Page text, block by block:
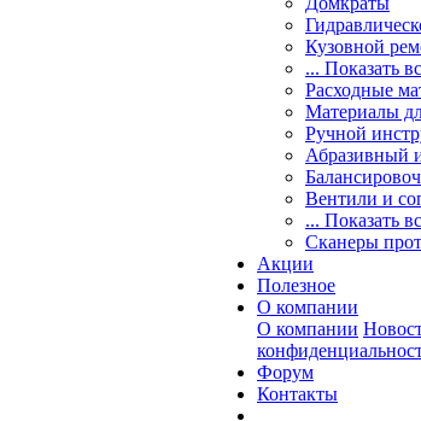
Кузовной
... Показать
Расходные
Материалы
Ручной
Абразивный
Вентили и
... Показать
Сканеры
Акции
Полезное
О компании
О компании
Форум
Контакты